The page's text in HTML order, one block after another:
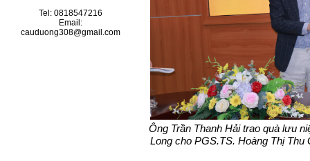
Tel: 0818547216
Email:
cauduong308@gmail.com
Ông Trần Thanh Hải trao quà lưu
Long cho PGS.TS. Hoàng Thị